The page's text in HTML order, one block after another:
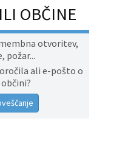
OBČINE
otvoritev,
požar...
ali e-pošto o